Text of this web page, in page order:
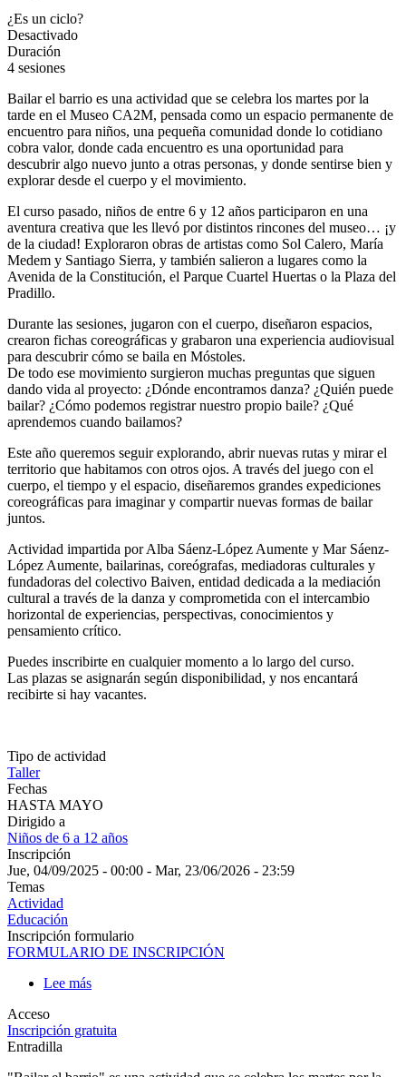
¿Es un ciclo?
Desactivado
Duración
Bailar el barrio es una actividad que se celebra los martes por la
tarde en el Museo CA2M, pensada como un espacio permanente de
encuentro para niños, una pequeña comunidad donde lo cotidiano
cobra valor, donde cada encuentro es una oportunidad para
descubrir algo nuevo junto a otras personas, y donde sentirse bien y
El curso pasado, niños de entre 6 y 12 años participaron en una
aventura creativa que les llevó por distintos rincones del museo… ¡y
de la ciudad! Exploraron obras de artistas como Sol Calero, María
Medem y Santiago Sierra, y también salieron a lugares como la
Avenida de la Constitución, el Parque Cuartel Huertas o la Plaza del
Durante las sesiones, jugaron con el cuerpo, diseñaron espacios,
crearon fichas coreográficas y grabaron una experiencia audiovisual
para descubrir cómo se baila en Móstoles.
De todo ese movimiento surgieron muchas preguntas que siguen
dando vida al proyecto: ¿Dónde encontramos danza? ¿Quién puede
bailar? ¿Cómo podemos registrar nuestro propio baile? ¿Qué
Este año queremos seguir explorando, abrir nuevas rutas y mirar el
territorio que habitamos con otros ojos. A través del juego con el
cuerpo, el tiempo y el espacio, diseñaremos grandes expediciones
coreográficas para imaginar y compartir nuevas formas de bailar
Actividad impartida por Alba Sáenz-López Aumente y Mar Sáenz-
López Aumente, bailarinas, coreógrafas, mediadoras culturales y
fundadoras del colectivo Baiven, entidad dedicada a la mediación
cultural a través de la danza y comprometida con el intercambio
horizontal de experiencias, perspectivas, conocimientos y
Puedes inscribirte en cualquier momento a lo largo del curso.
Las plazas se asignarán según disponibilidad, y nos encantará
Tipo de actividad
Taller
Fechas
HASTA MAYO
Dirigido a
Niños de 6 a 12 años
Inscripción
Jue, 04/09/2025 - 00:00
Temas
Actividad
Educación
Inscripción formulario
EL
Acceso
Inscripción gratuita